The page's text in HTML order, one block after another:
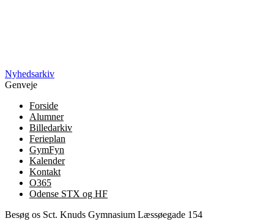
Nyhedsarkiv
Genveje
Forside
Alumner
Billedarkiv
Ferieplan
GymFyn
Kalender
Kontakt
O365
Odense STX og HF
Besøg os Sct. Knuds Gymnasium Læssøegade 154